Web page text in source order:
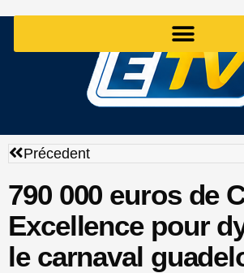
Précédent
Précedent
790 000 euros de
Excellence pour
le carnaval